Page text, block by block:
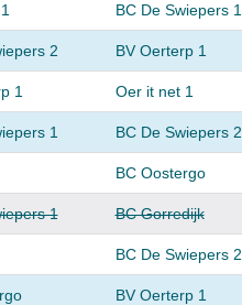
BC De Swiepers 1
2 BV Oerterp 1
1 Oer it net 1
1 BC De Swiepers 2
BC Oostergo
1 BC Gorredijk
BC De Swiepers 2
BV Oerterp 1